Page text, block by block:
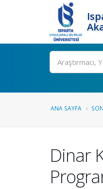
Ara
ANA SAYFA
Dinar